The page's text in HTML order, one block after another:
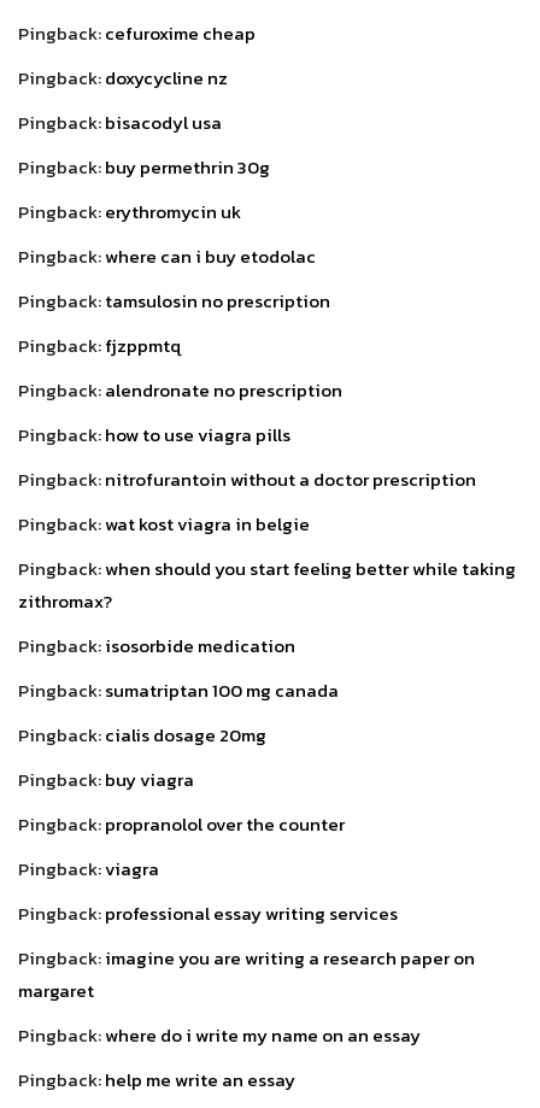
Pingback:cefuroxime cheap
Pingback:doxycycline nz
Pingback:bisacodyl usa
Pingback:buy permethrin 30g
Pingback:erythromycin uk
Pingback:where can i buy etodolac
Pingback:tamsulosin no prescription
Pingback:fjzppmtq
Pingback:alendronate no prescription
Pingback:how to use viagra pills
Pingback:nitrofurantoin without a doctor prescription
Pingback:wat kost viagra in belgie
Pingback:when should you start feeling better while taking
zithromax?
Pingback:isosorbide medication
Pingback:sumatriptan 100 mg canada
Pingback:cialis dosage 20mg
Pingback:buy viagra
Pingback:propranolol over the counter
Pingback:viagra
Pingback:professional essay writing services
Pingback:imagine you are writing a research paper on
margaret
Pingback:where do i write my name on an essay
Pingback:help me write an essay